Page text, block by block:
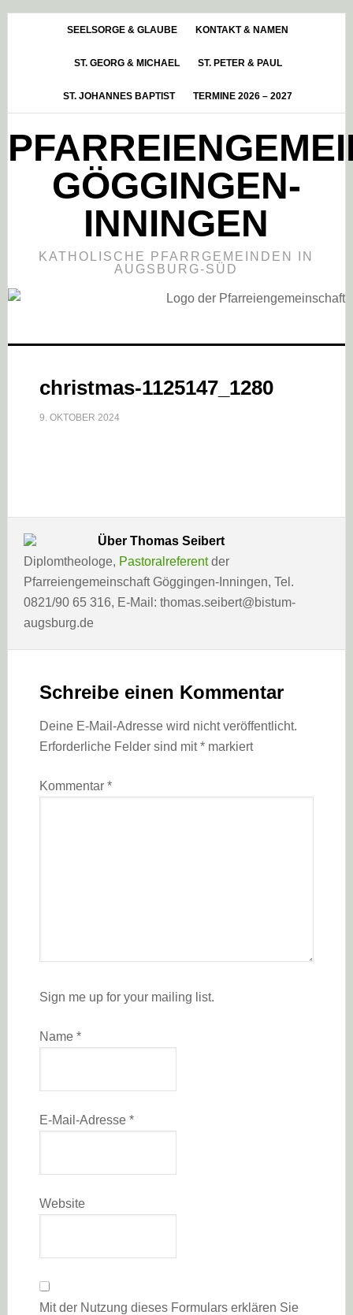
HauptsidebarSEELSORGE & GLAUBE KONTAKT & NAMEN
ST. GEORG & MICHAEL ST. PETER & PAUL
ST. JOHANNES BAPTIST TERMINE 2026 – 2027
GÖGGINGEN-
INNINGEN
KATHOLISCHE PFARRGEMEINDEN IN
AUGSBURG-SÜD
christmas-1125147_1280
9. OKTOBER 2024
Über Thomas Seibert
Diplomtheologe, Pastoralreferentder
Pfarreiengemeinschaft Göggingen-Inningen, Tel.
0821/90 65 316, E-Mail: thomas.seibert@bistum-
augsburg.de
Interaktionen
Schreibe einen Kommentar
Deine E-Mail-Adresse wird nicht veröffentlicht.
Erforderliche Felder sind mit*markiert
Kommentar *
Sign me up for your mailing list.
Name *
E-Mail-Adresse *
Website
Mit der Nutzung dieses Formulars erklären Sie